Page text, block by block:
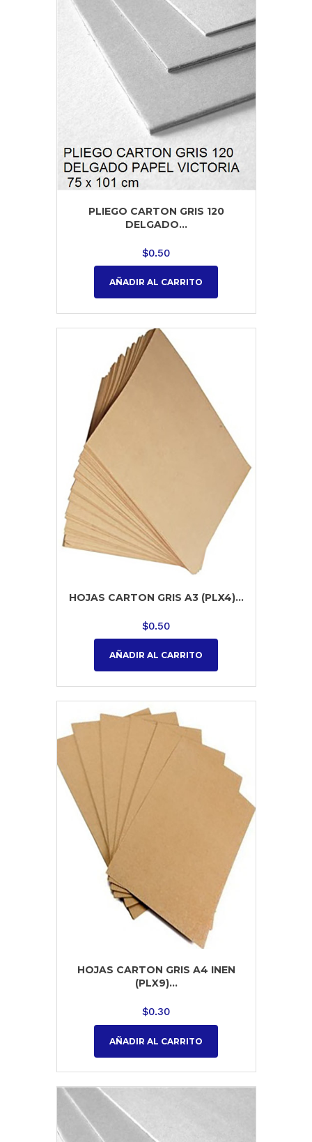
PLIEGO CARTON GRIS 120
DELGADO...
$0.50
AÑADIR AL CARRITO
HOJAS CARTON GRIS A3 (PLX4)...
$0.50
AÑADIR AL CARRITO
HOJAS CARTON GRIS A4 INEN
(PLX9)...
$0.30
AÑADIR AL CARRITO